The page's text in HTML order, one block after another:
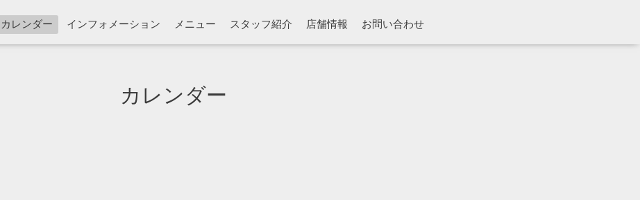
カレンダー インフォメーション メニュー スタッフ紹介 店舗情報 お問い合わせ
カレンダー